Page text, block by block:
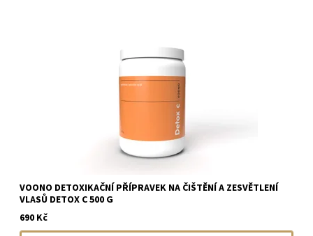
VOONO DETOXIKAČNÍ PŘÍPRAVEK NA ČIŠTĚNÍ A ZESVĚTLENÍ
VLASŮ DETOX C 500 G
690 Kč